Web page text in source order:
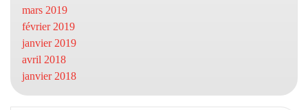
mars 2019
février 2019
janvier 2019
avril 2018
janvier 2018